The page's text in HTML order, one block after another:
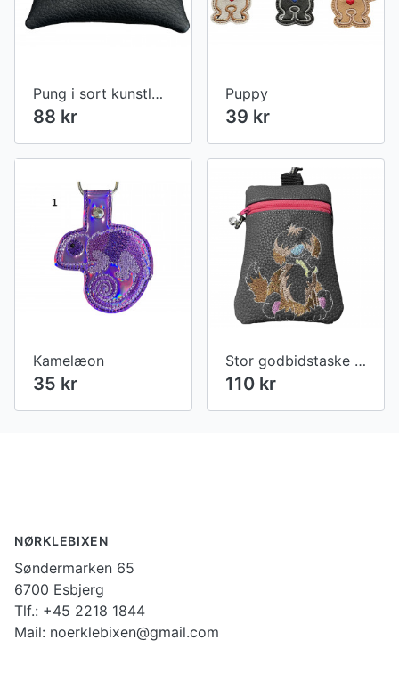
Pung i sort kunstlæder med tekst
88 kr
Puppy
39 kr
Kamelæon
35 kr
Stor godbidstaske i grå kunstlæder med brun hund
110 kr
NØRKLEBIXEN
Søndermarken 65
6700 Esbjerg
Tlf.: +45 2218 1844
Mail: noerklebixen@gmail.com